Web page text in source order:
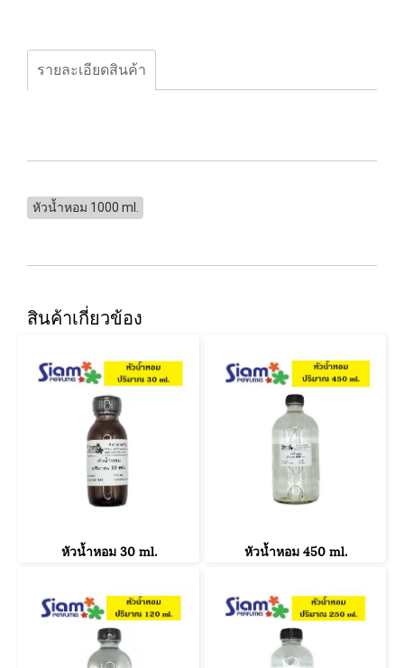
รายละเอียดสินค้า
หัวน้ำหอม 1000 ml.
สินค้าเกี่ยวข้อง
หัวน้ำหอม 30 ml. หัวน้ำหอม 450 ml.